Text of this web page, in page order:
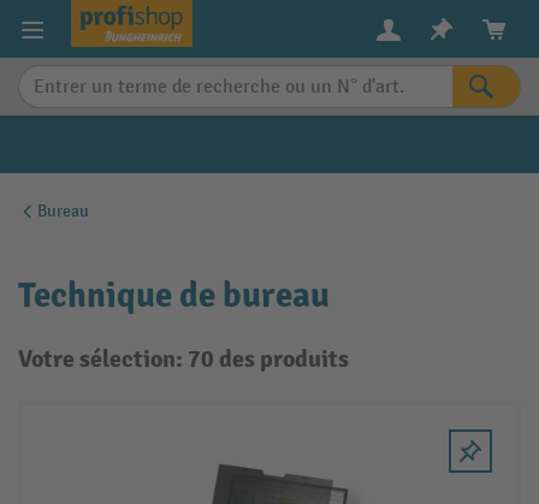
content
Bureau
Technique de bureau
Votre sélection: 70 des produits